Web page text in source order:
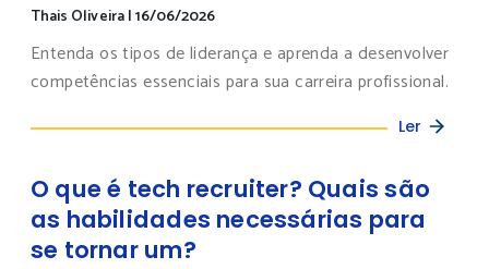
Thais Oliveira|16/06/2026
Entenda os tipos de liderança e aprenda a desenvolver
competências essenciais para sua carreira profissional.
Ler
O que é tech recruiter? Quais são
as habilidades necessárias para
se tornar um?